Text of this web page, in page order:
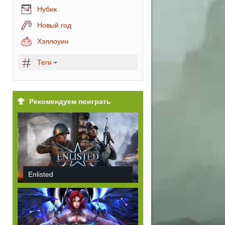
Нубик
Новый год
Хэллоуин
Теги
Рекомендуем поиграть
Enlisted